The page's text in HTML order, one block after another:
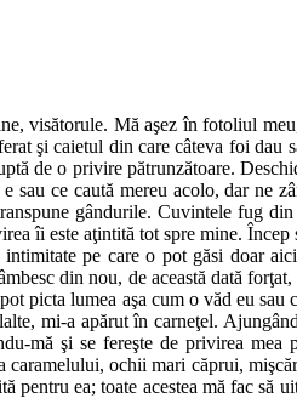
visătorule. Mă aşez în fotoliul
şi caietul din care câteva foi dau
de o privire pătrunzătoare.
sau ce caută mereu acolo, dar ne
gândurile. Cuvintele fug
îi este aţintită tot spre mine. Încep
intimitate pe care o pot găsi doar
din nou, de această dată
picta lumea aşa cum o văd eu sau
mi-a apărut în carneţel.
mă şi se fereşte de privirea mea
caramelului, ochii mari căprui,
pentru ea; toate acestea mă fac să